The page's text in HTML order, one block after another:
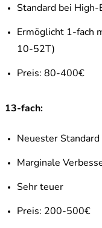
Standard bei High-
Ermöglicht 1-fach
10-52T)
Preis: 80-400€
13-fach:
Neuester Standard
Marginale
Sehr teuer
Preis: 200-500€